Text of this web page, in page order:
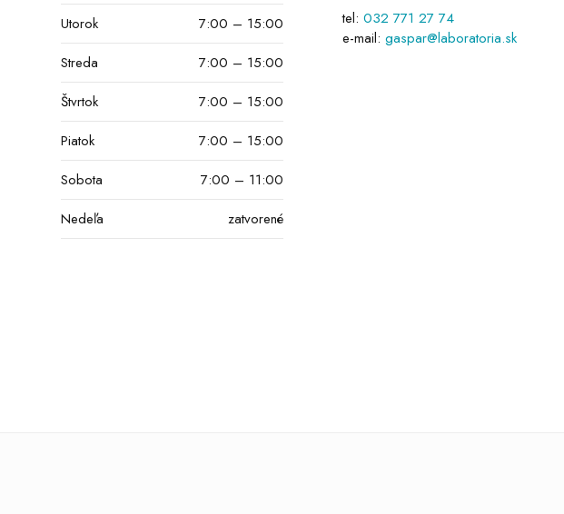
Utorok
7:00 – 15:00
Streda
7:00 – 15:00
Štvrtok
7:00 – 15:00
Piatok
7:00 – 15:00
Sobota
7:00 – 11:00
Nedeľa
zatvorené
tel: 032 771 27 74
e-mail: gaspar@laboratoria.sk